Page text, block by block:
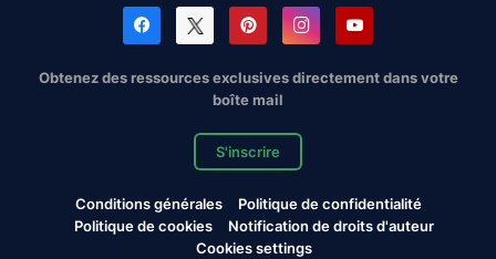
Obtenez des ressources exclusives directement dans votre
boîte mail
S'inscrire
Conditions générales
Politique de confidentialité
Politique de cookies
Notification de droits d'auteur
Cookies settings